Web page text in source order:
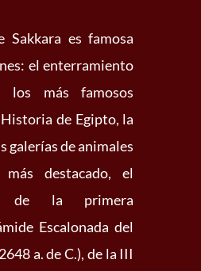
Sakkara es famosa
el enterramiento
los más famosos
de Egipto, la
galerías de animales
destacado, el
de la primera
Escalonada del
a. de C.), de la III